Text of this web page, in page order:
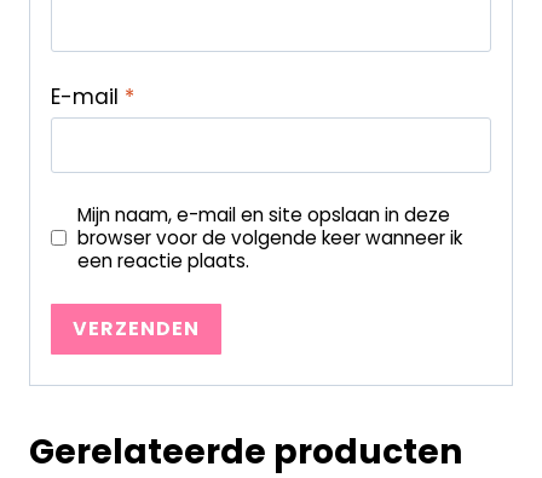
E-mail *
Mijn naam, e-mail en site opslaan in deze
browser voor de volgende keer wanneer ik
een reactie plaats.
Gerelateerde producten